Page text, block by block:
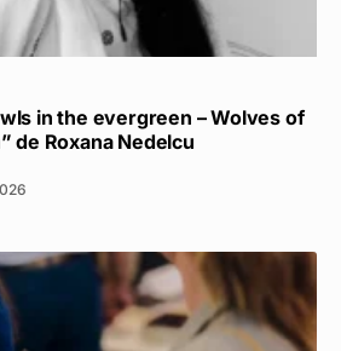
in the evergreen – Wolves of
de Roxana Nedelcu